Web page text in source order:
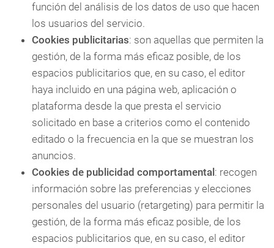
función del análisis de los datos de uso que hacen
los usuarios del servicio.
Cookies publicitarias: son aquellas que permiten la
gestión, de la forma más eficaz posible, de los
espacios publicitarios que, en su caso, el editor
haya incluido en una página web, aplicación o
plataforma desde la que presta el servicio
solicitado en base a criterios como el contenido
editado o la frecuencia en la que se muestran los
anuncios.
Cookies de publicidad comportamental : recogen
información sobre las preferencias y elecciones
personales del usuario (retargeting) para permitir la
gestión, de la forma más eficaz posible, de los
espacios publicitarios que, en su caso, el editor